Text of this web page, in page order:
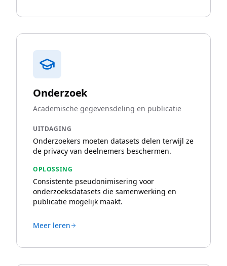
Onderzoek
Academische gegevensdeling en publicatie
UITDAGING
Onderzoekers moeten datasets delen terwijl ze
de privacy van deelnemers beschermen.
OPLOSSING
Consistente pseudonimisering voor
onderzoeksdatasets die samenwerking en
publicatie mogelijk maakt.
Meer leren